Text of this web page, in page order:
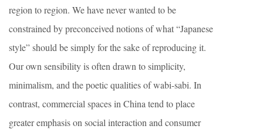
region to region. We have never wanted to be
constrained by preconceived notions of what “Japanese
style” should be simply for the sake of reproducing it.
Our own sensibility is often drawn to simplicity,
minimalism, and the poetic qualities of wabi-sabi. In
contrast, commercial spaces in China tend to place
greater emphasis on social interaction and consumer